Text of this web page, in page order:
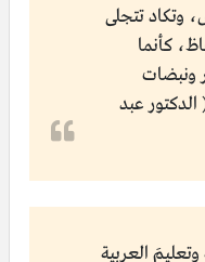
وتكاد تتجلى
كأنما
ونبضات
الدكتور عبد
العربية